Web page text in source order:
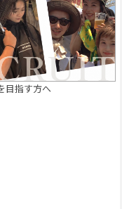
目指す方へ